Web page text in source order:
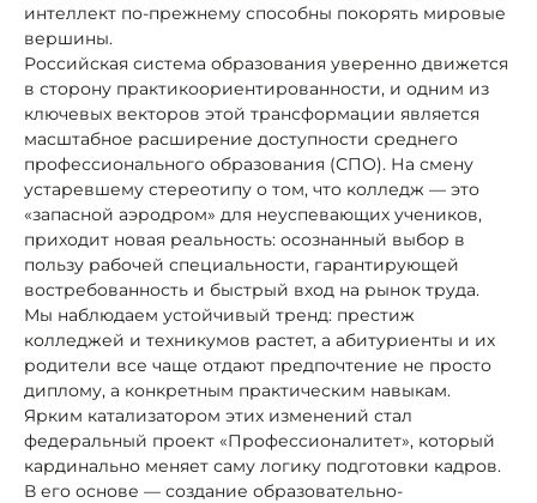
интеллект по-прежнему способны покорять мировые
вершины.
Российская система образования уверенно движется
в сторону практикоориентированности, и одним из
ключевых векторов этой трансформации является
масштабное расширение доступности среднего
профессионального образования (СПО). На смену
устаревшему стереотипу о том, что колледж — это
«запасной аэродром» для неуспевающих учеников,
приходит новая реальность: осознанный выбор в
пользу рабочей специальности, гарантирующей
востребованность и быстрый вход на рынок труда.
Мы наблюдаем устойчивый тренд: престиж
колледжей и техникумов растет, а абитуриенты и их
родители все чаще отдают предпочтение не просто
диплому, а конкретным практическим навыкам.
Ярким катализатором этих изменений стал
федеральный проект «Профессионалитет», который
кардинально меняет саму логику подготовки кадров.
В его основе — создание образовательно-